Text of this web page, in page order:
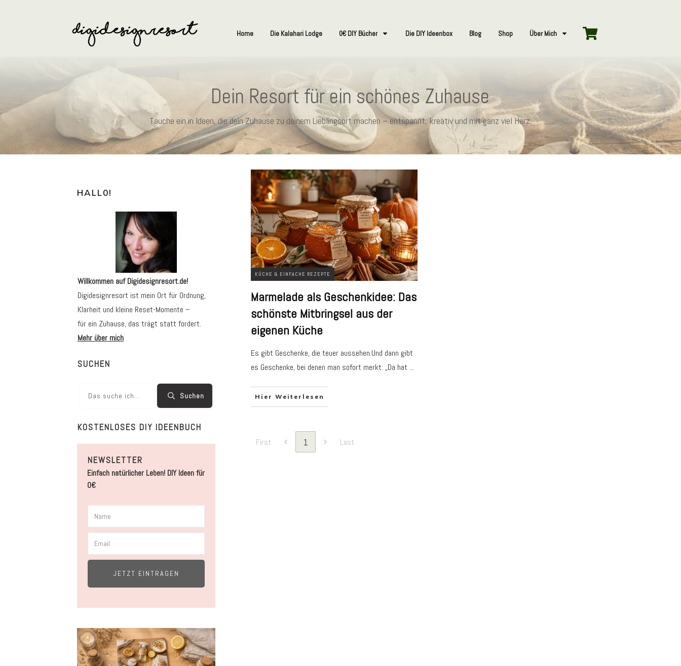
Home Die Kalahari Lodge 0€ DIY Bücher Die DIY Ideenbox Blog Shop Über Mich
Dein Resort für ein schönes Zuhause
Tauche ein in Ideen, die dein Zuhause zu deinem Lieblingsort machen – entspannt, kreativ und mit ganz viel Herz.
KÜCHE & EINFACHE REZEPTE
Marmelade als Geschenkidee: Das
schönste Mitbringsel aus der
eigenen Küche
Es gibt Geschenke, die teuer aussehen.Und dann gibt
es Geschenke, bei denen man sofort merkt: „Da hat ...
Hier Weiterlesen
First 1 Last
HALL0!
Willkommen auf Digidesignresort.de!
Digidesignresort ist mein Ort für Ordnung,
Klarheit und kleine Reset-Momente –
für ein Zuhause, das trägt statt fordert.
Mehr über mich
SUCHEN
Suchen
KOSTENLOSES DIY IDEENBUCH
NEWSLETTER
Einfach natürlicher Leben! DIY Ideen für
0€
JETZT EINTRAGEN